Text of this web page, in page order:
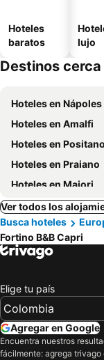
Hoteles
baratos
lujo
Destinos
Hoteles en Nápoles
Hoteles en Amalfi
Hoteles en Positano
Hoteles en Praiano
Hoteles en Maiori
Ver todos los
Busca hoteles
Fortino B&B Capri
Elige tu país
Agregar en Google
Encuentra nuestros
fácilmente: agrega trivago